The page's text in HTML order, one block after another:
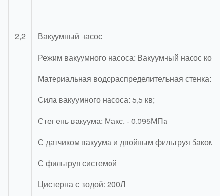
2,2
Вакуумный насос
Режим вакуумного насоса: Вакуумный насос
Материальная водораспределительная стенка:
Сила вакуумного насоса: 5,5 кв;
Степень вакуума: Макс. - 0.095МПа
С датчиком вакуума и двойным фильтруя баком
С фильтруя системой
Цистерна с водой: 200Л